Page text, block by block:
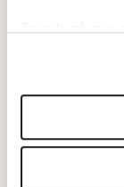
Du kan ändra
helst från
Vi använder
för sociala